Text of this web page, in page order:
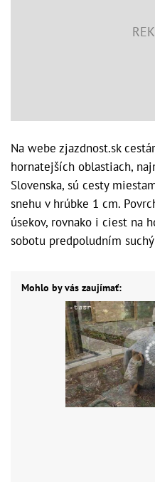
Na webe zjazdnost.sk
hornatejších oblastiach,
Slovenska, sú cesty
snehu v hrúbke 1 cm.
úsekov, rovnako i ciest na
sobotu predpoludním
Mohlo by vás zaujímať: